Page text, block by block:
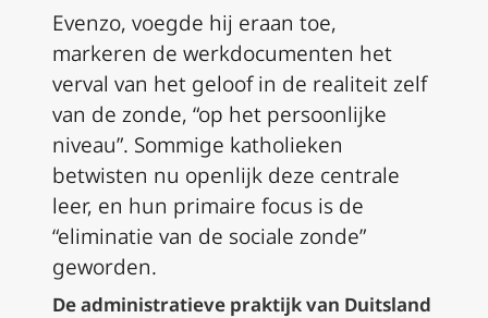
Evenzo, voegde hij eraan toe,
markeren de werkdocumenten het
verval van het geloof in de realiteit zelf
van de zonde, “op het persoonlijke
niveau”. Sommige katholieken
betwisten nu openlijk deze centrale
leer, en hun primaire focus is de
“eliminatie van de sociale zonde”
geworden.
De administratieve praktijk van Duitsland